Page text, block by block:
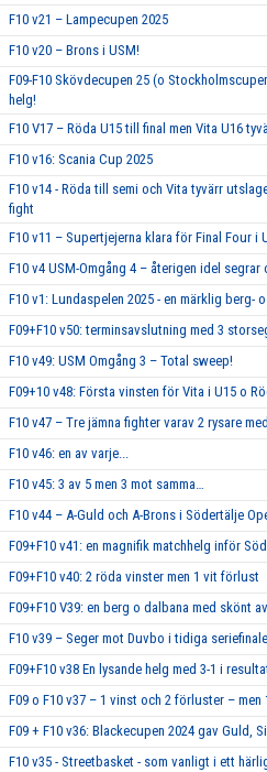
F10 v21 – Lampecupen 2025
F10 v20 – Brons i USM!
F09-F10 Skövdecupen 25 (o
helg!
F10 V17 – Röda U15 till final men Vita U16
F10 v16: Scania Cup 2025
F10 v14 - Röda till semi och Vita tyvärr
fight
F10 v11 – Supertjejerna klara för Final Four i
F10 v4 USM-Omgång 4 – återigen idel segrar
F10 v1: Lundaspelen 2025 - en märklig berg-
F09+F10 v50: terminsavslutning med 3
F10 v49: USM Omgång 3 – Total sweep!
F09+10 v48: Första vinsten för Vita i U15 o
F10 v47 – Tre jämna fighter varav 2 rysare
F10 v46: en av varje...
F10 v45: 3 av 5 men 3 mot samma…
F10 v44 – A-Guld och A-Brons i Södertälje
F09+F10 v41: en magnifik matchhelg inför
F09+F10 v40: 2 röda vinster men 1 vit förlust
F09+F10 V39: en berg o dalbana med skönt
F10 v39 – Seger mot Duvbo i tidiga
F09+F10 v38 En lysande helg med 3-1 i
F09 o F10 v37 – 1 vinst och 2 förluster – men
F09 + F10 v36: Blackecupen 2024 gav Guld,
F10 v35 - Streetbasket - som vanligt i ett